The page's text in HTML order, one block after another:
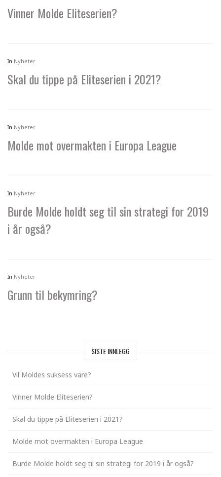
Vinner Molde Eliteserien?
In Nyheter
Skal du tippe på Eliteserien i 2021?
In Nyheter
Molde mot overmakten i Europa League
In Nyheter
Burde Molde holdt seg til sin strategi for 2019
i år også?
In Nyheter
Grunn til bekymring?
SISTE INNLEGG
Vil Moldes suksess vare?
Vinner Molde Eliteserien?
Skal du tippe på Eliteserien i 2021?
Molde mot overmakten i Europa League
Burde Molde holdt seg til sin strategi for 2019 i år også?